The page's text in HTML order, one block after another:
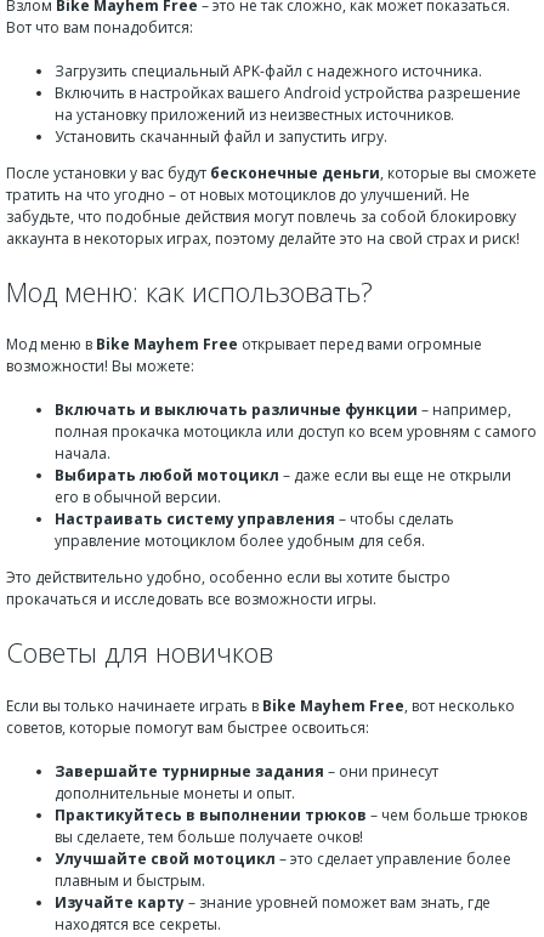
Взлом Bike Mayhem Free – это не так сложно, как может показаться.
Вот что вам понадобится:
Загрузить специальный APK-файл с надежного источника.
Включить в настройках вашего Android устройства разрешение
на установку приложений из неизвестных источников.
Установить скачанный файл и запустить игру.
После установки у вас будут бесконечные деньги, которые вы сможете
тратить на что угодно – от новых мотоциклов до улучшений. Не
забудьте, что подобные действия могут повлечь за собой блокировку
аккаунта в некоторых играх, поэтому делайте это на свой страх и риск!
Мод меню: как использовать?
Мод меню в Bike Mayhem Free открывает перед вами огромные
возможности! Вы можете:
Включать и выключать различные функции – например,
полная прокачка мотоцикла или доступ ко всем уровням с самого
начала.
Выбирать любой мотоцикл – даже если вы еще не открыли
его в обычной версии.
Настраивать систему управления – чтобы сделать
управление мотоциклом более удобным для себя.
Это действительно удобно, особенно если вы хотите быстро
прокачаться и исследовать все возможности игры.
Советы для новичков
Если вы только начинаете играть в Bike Mayhem Free, вот несколько
советов, которые помогут вам быстрее освоиться:
Завершайте турнирные задания – они принесут
дополнительные монеты и опыт.
Практикуйтесь в выполнении трюков – чем больше трюков
вы сделаете, тем больше получаете очков!
Улучшайте свой мотоцикл – это сделает управление более
плавным и быстрым.
Изучайте карту– знание уровней поможет вам знать, где
находятся все секреты.